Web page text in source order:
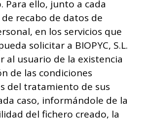
Para ello, junto a cada
recabo de datos de
en los servicios que
solicitar a BIOPYC, S.L.
al usuario de la existencia
de las condiciones
del tratamiento de sus
caso, informándole de la
del fichero creado, la